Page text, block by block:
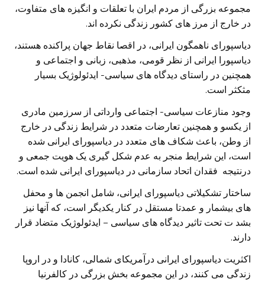
مجموعه بزرگی از مردم ایران با تعلقات و انگیزه های متفاوت،
در خارج از مرز های کشور زندگی نکرده اند.
دیاسپورای ناهمگون ایرانی، در اقصا نقاط جهان پراکنده هستند،
دیاسپورا ایرانی از نظر قومی، مذهبی، زبانی و اجتماعی و
همچنین در راستای دیدگاه های سیاسی- ایدئولوژیک بسیار
مثکثر است.
وجود منازعات سیاسی- اجتماعی وارداتی از سرزمین مادری
از یکسو و همچنین تعارضات متعدد در شرایط زندگی در خارج
از وطن، باعث شکاف های متعدد در دیاسپورای ایرانی شده
است، این شرایط منجر به عدم شکل گیری یک هویت جمعی و
درنتیجه فقدان اتحاد سازمانی در دیاسپورای ایرانی شده است.
ساختار تشکیلاتی دیاسپورای ایرانی، شامل انجمن ها و محفل
های بیشمار و عمدتا مستقل در کنار یکدیگر است، که آنها نیز
بشد ت تحت تاثیر دیدگاه های سیاسی – ایدئولوژیک متضاد قرار
دارند.
اکثریت دیاسپورای ایرانی درآمریکای شمالی، کانادا و در اروپا
زندگی می کنند، در این مجموعه بخش بزرگی در کالفرنیا